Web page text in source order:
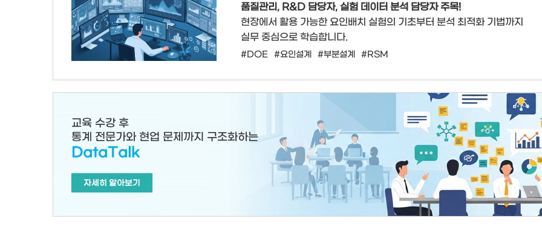
품질관리, R&D 담당자, 실험 데이터 분석 담당자 주목!
현장에서 활용 가능한 요인배치 실험의 기초부터 분석 최적화 기법까지
실무 중심으로 학습합니다.
#DOE #요인설계 #부분설계 #RSM
교육 수강 후
통계 전문가와 현업 문제까지 구조화하는
DataTalk
자세히 알아보기